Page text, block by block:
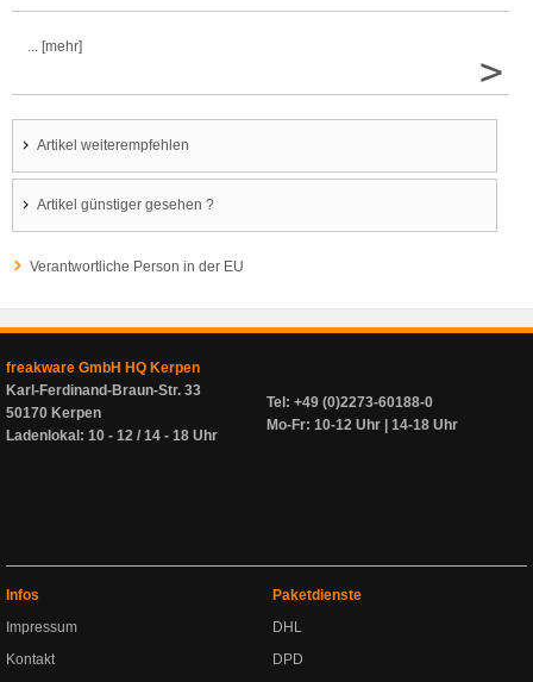
... [mehr]
>
Artikel weiterempfehlen
Artikel günstiger gesehen ?
Verantwortliche Person in der EU
freakware GmbH HQ Kerpen
Karl-Ferdinand-Braun-Str. 33
50170 Kerpen
Ladenlokal: 10 - 12 / 14 - 18 Uhr
Tel: +49 (0)2273-60188-0
Mo-Fr: 10-12 Uhr | 14-18 Uhr
Infos
Impressum
Kontakt
Paketdienste
DHL
DPD